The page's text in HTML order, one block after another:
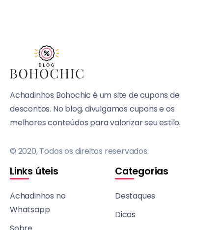
Achadinhos Bohochic é um site de cupons de
descontos. No blog, divulgamos cupons e os
melhores conteúdos para valorizar seu estilo.
© 2020, Todos os direitos reservados.
Links úteis
Achadinhos no
Whatsapp
Categorias
Destaques
Dicas